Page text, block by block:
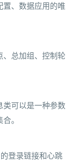
置、数据应用的唯
、总加组、控制轮
类可以是一种参数
。
登录链接和心跳